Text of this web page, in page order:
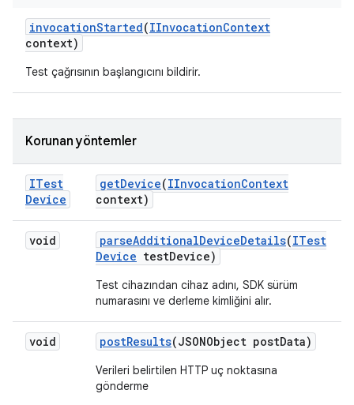
invocationStarted(IInvocationContext
context)
Test çağrısının başlangıcını bildirir.
Korunan yöntemler
ITest
Device
getDevice(IInvocationContext
context)
void parseAdditionalDeviceDetails(ITest
Device testDevice)
Test cihazından cihaz adını, SDK sürüm
numarasını ve derleme kimliğini alır.
void postResults(JSONObject postData)
Verileri belirtilen HTTP uç noktasına
gönderme